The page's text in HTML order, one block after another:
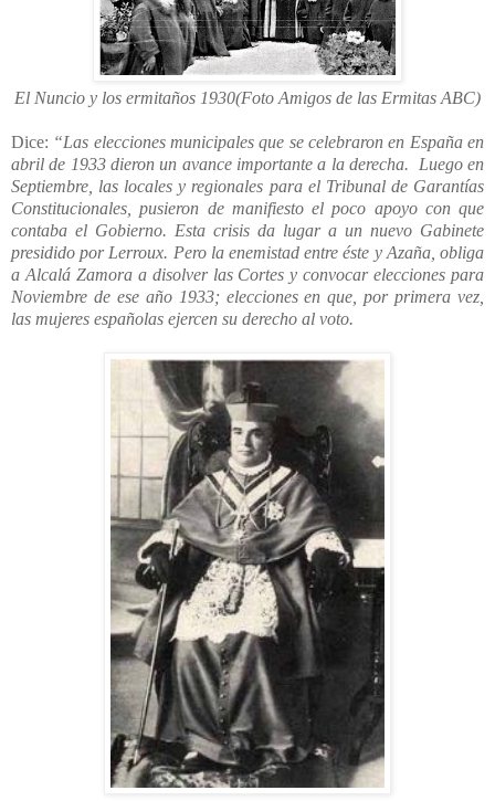
El Nuncio y los ermitaños 1930(Foto Amigos de las Ermitas ABC)
Dice: “Las elecciones municipales que se celebraron en España en
abril de 1933 dieron un avance importante a la derecha. Luego en
Septiembre, las locales y regionales para el Tribunal de Garantías
Constitucionales, pusieron de manifiesto el poco apoyo con que
contaba el Gobierno. Esta crisis da lugar a un nuevo Gabinete
presidido por Lerroux. Pero la enemistad entre éste y Azaña, obliga
a Alcalá Zamora a disolver las Cortes y convocar elecciones para
Noviembre de ese año 1933; elecciones en que, por primera vez,
las mujeres españolas ejercen su derecho al voto.